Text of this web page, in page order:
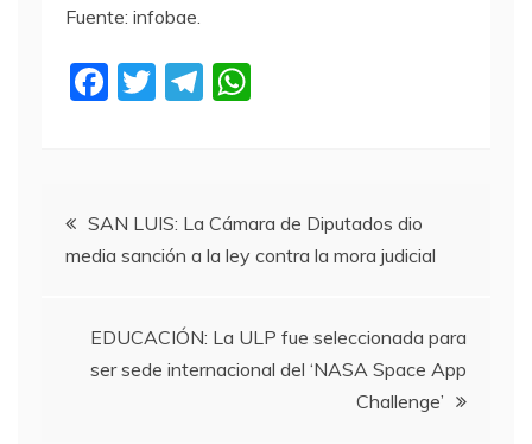
Fuente: infobae.
F
b
o
k
T
T
a
m
A
p
Navegación
de
entradas
SAN LUIS: La Cámara de Diputados dio
media sanción a la ley contra la mora judicial
EDUCACIÓN: La ULP fue seleccionada para
ser sede internacional del ‘NASA Space App
Challenge’